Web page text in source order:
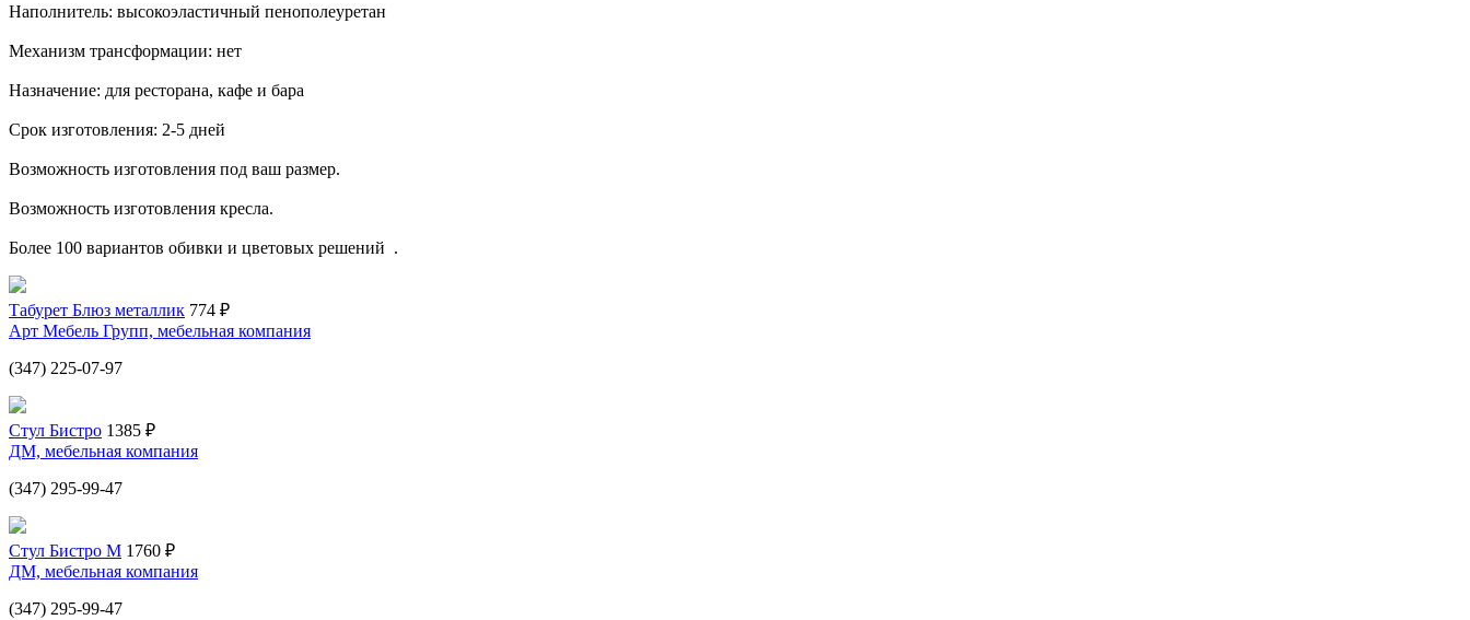
Наполнитель: высокоэластичный пенополеуретан
Механизм трансформации: нет
Назначение: для ресторана, кафе и бара
Срок изготовления: 2-5 дней
Возможность изготовления под ваш размер.
Возможность изготовления кресла.
Более 100 вариантов обивки и цветовых решений ​ .
Табурет Блюз металлик 774 ₽
Арт Мебель Групп, мебельная компания
(347) 225-07-97
Стул Бистро 1385 ₽
ДМ, мебельная компания
(347) 295-99-47
Стул Бистро М 1760 ₽
ДМ, мебельная компания
(347) 295-99-47